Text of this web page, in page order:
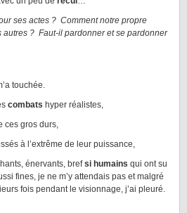
ses actes ? Comment notre propre
autres ? Faut-il pardonner et se pardonner
touchée.
combats hyper réalistes,
ces gros durs,
à l’extrême de leur puissance,
énervants, brefsi humains qui ont su
fines, je ne m’y attendais pas et malgré
fois pendant le visionnage, j’ai pleuré.